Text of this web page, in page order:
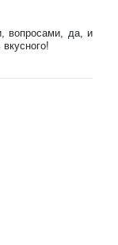
вопросами, да, и